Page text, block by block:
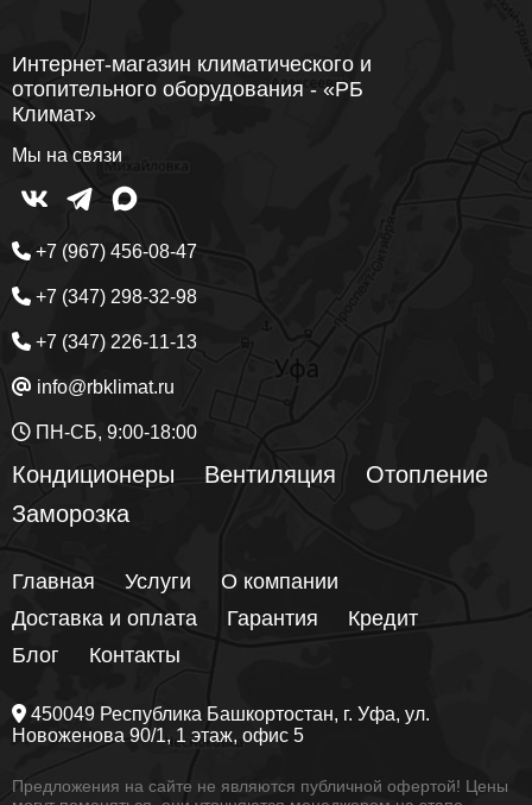
Интернет-магазин климатического и
отопительного оборудования - «РБ
Климат»
Мы на связи
+7 (967) 456-08-47
+7 (347) 298-32-98
+7 (347) 226-11-13
info@rbklimat.ru
ПН-СБ, 9:00-18:00
Кондиционеры Вентиляция
Отопление
Заморозка
Главная Услуги
О компании
Доставка и оплата
Гарантия
Кредит
Блог
Контакты
450049 Республика Башкортостан, г. Уфа, ул.
Новоженова 90/1, 1 этаж, офис 5
Предложения на сайте не являются публичной офертой! Цены